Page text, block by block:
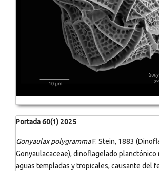
Portada 60(1) 2025
Gonyaulax polygrammaF. Stein, 1883
Gonyaulacaceae), dinoflagelado planctónico
aguas templadas y tropicales, causante del